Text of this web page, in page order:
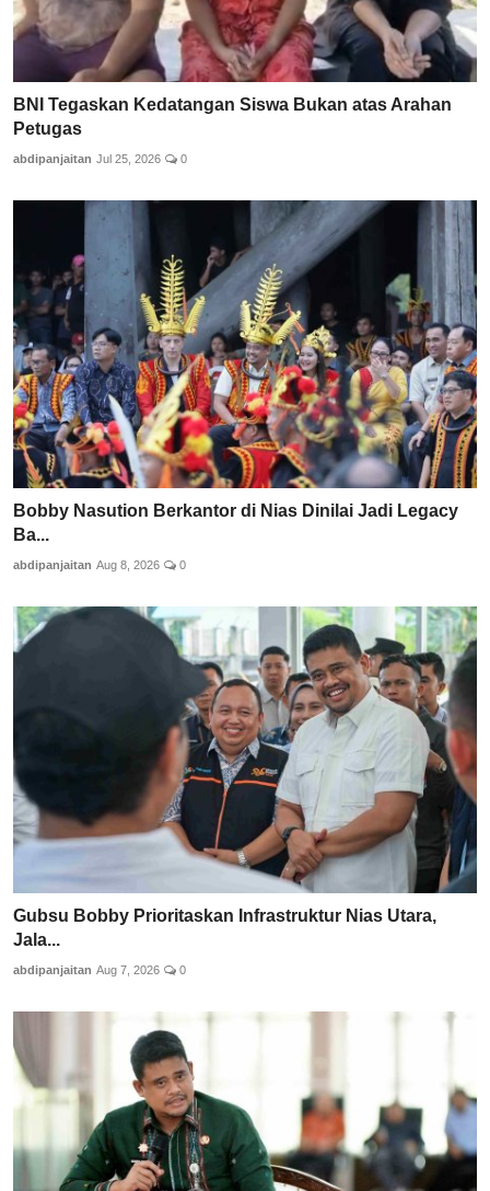
BNI Tegaskan Kedatangan Siswa Bukan atas Arahan
Petugas
abdipanjaitan Jul 25, 2026 0
Bobby Nasution Berkantor di Nias Dinilai Jadi Legacy
Ba...
abdipanjaitan Aug 8, 2026 0
Gubsu Bobby Prioritaskan Infrastruktur Nias Utara,
Jala...
abdipanjaitan Aug 7, 2026 0